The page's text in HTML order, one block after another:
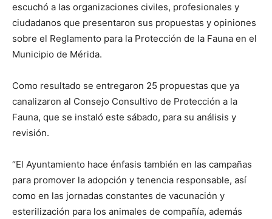
escuchó a las organizaciones civiles, profesionales y
ciudadanos que presentaron sus propuestas y opiniones
sobre el Reglamento para la Protección de la Fauna en el
Municipio de Mérida.
Como resultado se entregaron 25 propuestas que ya
canalizaron al Consejo Consultivo de Protección a la
Fauna, que se instaló este sábado, para su análisis y
revisión.
“El Ayuntamiento hace énfasis también en las campañas
para promover la adopción y tenencia responsable, así
como en las jornadas constantes de vacunación y
esterilización para los animales de compañía, además